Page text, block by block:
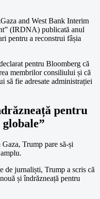
and West Bank Interim
(IRDNA) publicată anul
pentru a reconstrui fâșia
pentru Bloomberg că
membrilor consiliului și că
să fie adresate administrației
pentru
Trump pare să-și
de jurnaliști, Trump a scris că
și îndrăzneață pentru